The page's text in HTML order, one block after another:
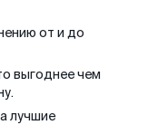
от и до
выгоднее чем
лучшие